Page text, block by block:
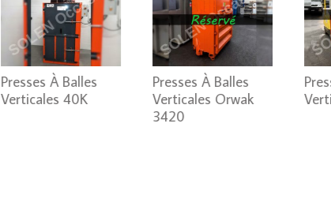
Presses À Balles
Verticales 40K
Presses À Balles
Verticales Orwak
3420